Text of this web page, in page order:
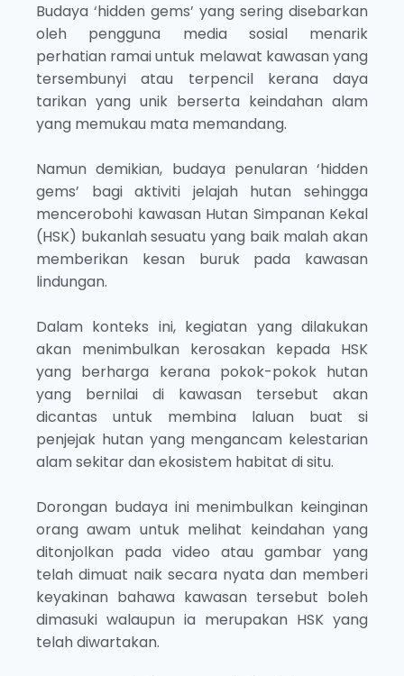
Budaya ‘hidden gems’ yang sering disebarkan
oleh pengguna media sosial menarik
perhatian ramai untuk melawat kawasan yang
tersembunyi atau terpencil kerana daya
tarikan yang unik berserta keindahan alam
yang memukau mata memandang.
Namun demikian, budaya penularan ‘hidden
gems’ bagi aktiviti jelajah hutan sehingga
mencerobohi kawasan Hutan Simpanan Kekal
(HSK) bukanlah sesuatu yang baik malah akan
memberikan kesan buruk pada kawasan
lindungan.
Dalam konteks ini, kegiatan yang dilakukan
akan menimbulkan kerosakan kepada HSK
yang berharga kerana pokok-pokok hutan
yang bernilai di kawasan tersebut akan
dicantas untuk membina laluan buat si
penjejak hutan yang mengancam kelestarian
alam sekitar dan ekosistem habitat di situ.
Dorongan budaya ini menimbulkan keinginan
orang awam untuk melihat keindahan yang
ditonjolkan pada video atau gambar yang
telah dimuat naik secara nyata dan memberi
keyakinan bahawa kawasan tersebut boleh
dimasuki walaupun ia merupakan HSK yang
telah diwartakan.